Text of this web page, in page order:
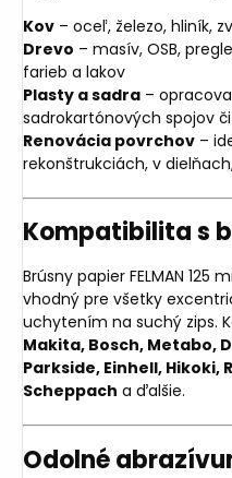
Kov – oceľ, železo, hliník,
Drevo – masív, OSB,
farieb a lakov
Plasty a sadra –
sadrokartónových spojov
Renovácia povrchov –
rekonštrukciách, v
Kompatibilita s
Brúsny papier FELMAN
vhodný pre všetky
uchytením na suchý zips.
Makita, Bosch, Metabo,
Parkside, Einhell, Hikoki,
Scheppach a ďalšie.
Odolné